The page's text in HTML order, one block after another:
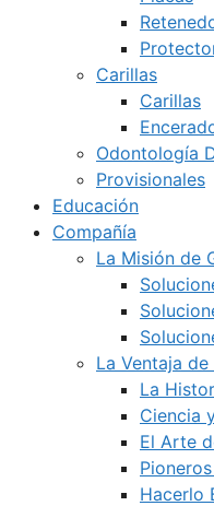
Carillas
Carillas
Odontología
Provisionales
Educación
Compañía
La Misión de
La Ventaja
La
Ciencia
El Arte
Hacerlo